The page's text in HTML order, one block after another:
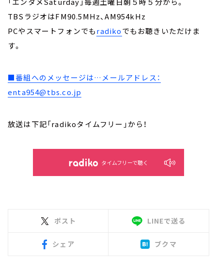
TBSラジオはFM90.5MHz、AM954kHz
PCやスマートフォンでもradikoでもお聴きいただけま
す。
■番組へのメッセージは…メールアドレス：
enta954@tbs.co.jp
放送は下記「radikoタイムフリー」から！
タイムフリーで聴く
ポスト LINEで送る
シェア ブクマ